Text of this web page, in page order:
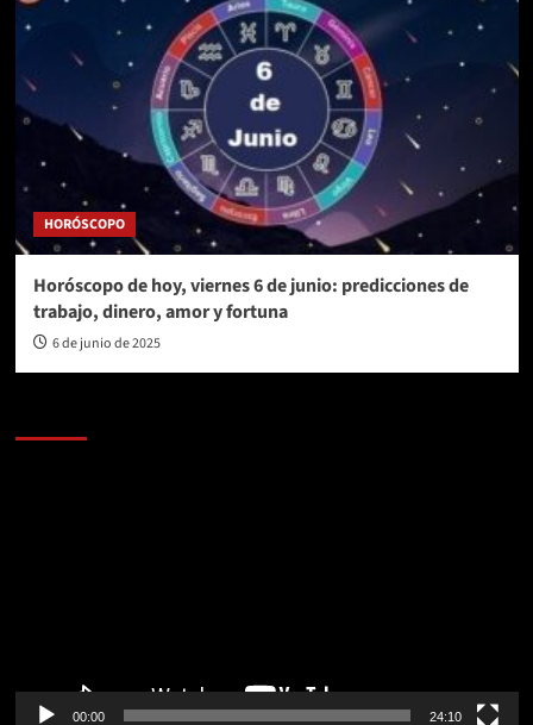
HORÓSCOPO
Horóscopo de hoy, viernes 6 de junio: predicciones de
trabajo, dinero, amor y fortuna
6 de junio de 2025
00:00 24:10